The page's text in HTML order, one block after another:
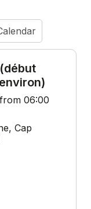
06:00
Cap